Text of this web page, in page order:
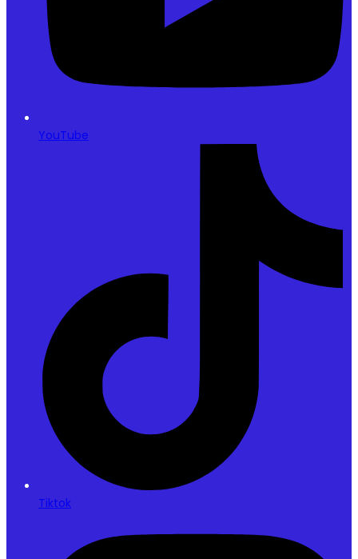
YouTube
Tiktok